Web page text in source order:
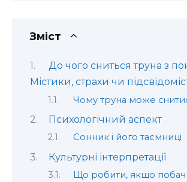
Зміст
До чого сниться труна з
Містики, страхи чи
Чому труна може
Психологічний аспект
Сонник і його таємниці
Культурні інтерпретації
Що робити, якщо